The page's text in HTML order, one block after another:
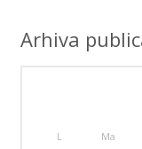
Arhiva
L Ma